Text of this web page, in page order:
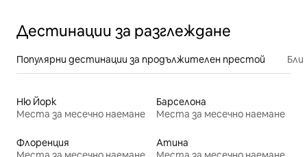
Дестинации за разглеждане
Популярни дестинации за продължителен престой
Ню Йорк
Места за месечно наемане
Барселона
Места за месечно наемане
Флоренция
Атина